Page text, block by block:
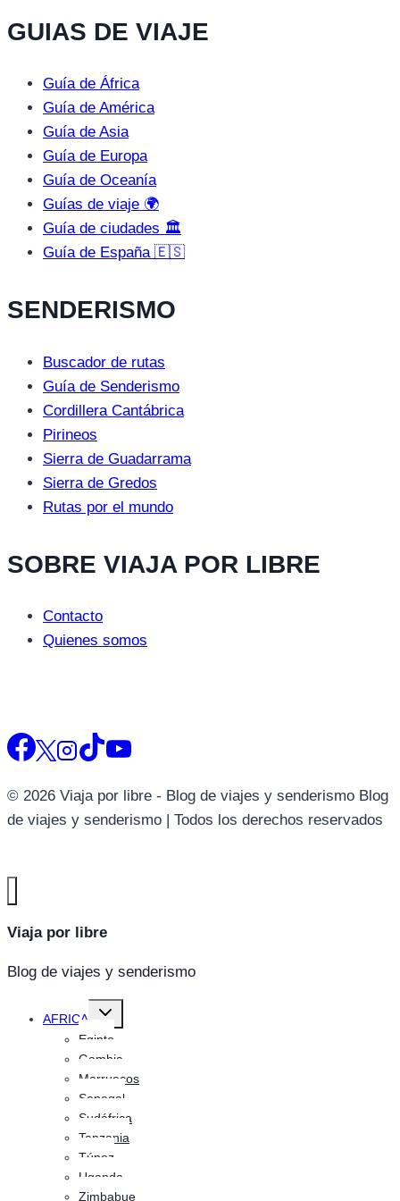
GUIAS DE VIAJE
Guía de África
Guía de América
Guía de Asia
Guía de Europa
Guía de Oceanía
Guías de viaje 🌍
Guía de ciudades 🏛️
Guía de España 🇪🇸
SENDERISMO
Buscador de rutas
Guía de Senderismo
Cordillera Cantábrica
Pirineos
Sierra de Guadarrama
Sierra de Gredos
Rutas por el mundo
SOBRE VIAJA POR LIBRE
Contacto
Quienes somos
© 2026 Viaja por libre - Blog de viajes y senderismo Blog
de viajes y senderismo | Todos los derechos reservados
Viaja por libre
Blog de viajes y senderismo
AFRICA
Alternar
hijo
Egipto
Gambia
Marruecos
Senegal
Sudáfrica
Tanzania
Túnez
Uganda
Zimbabue